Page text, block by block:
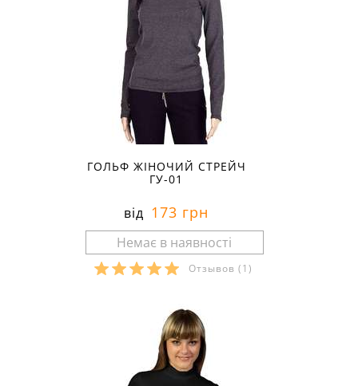
ГОЛЬФ ЖІНОЧИЙ СТРЕЙЧ
ГУ-01
від 173 грн
Отзывов (1)